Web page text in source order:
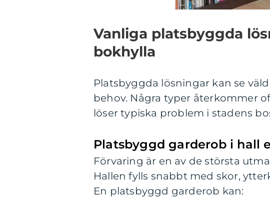
Vanliga platsbyggda
bokhylla
Platsbyggda lösningar kan se
behov. Några typer återkommer
löser typiska problem i stadens
Platsbyggd garderob i hall
Förvaring är en av de största
Hallen fylls snabbt med skor,
En platsbyggd garderob kan: